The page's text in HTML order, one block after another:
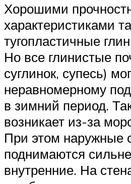
Хорошими
характеристиками
тугопластичные
Но все глинистые
суглинок, супесь)
неравномерному
в зимний период.
возникает из-за
При этом наружные
поднимаются
внутренние. На